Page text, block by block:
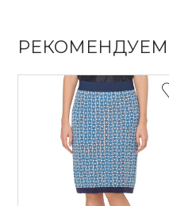
РЕКОМЕНДУЕМ